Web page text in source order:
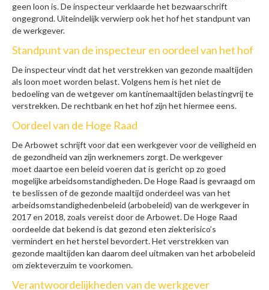
geen loon is. De inspecteur verklaarde het bezwaarschrift
ongegrond. Uiteindelijk verwierp ook het hof het standpunt van
de werkgever.
Standpunt van de inspecteur en oordeel van het hof
De inspecteur vindt dat het verstrekken van gezonde maaltijden
als loon moet worden belast. Volgens hem is het niet de
bedoeling van de wetgever om kantinemaaltijden belastingvrij te
verstrekken. De rechtbank en het hof zijn het hiermee eens.
Oordeel van de Hoge Raad
De Arbowet schrijft voor dat een werkgever voor de veiligheid en
de gezondheid van zijn werknemers zorgt. De werkgever
moet daartoe een beleid voeren dat is gericht op zo goed
mogelijke arbeidsomstandigheden. De Hoge Raad is gevraagd om
te beslissen of de gezonde maaltijd onderdeel was van het
arbeidsomstandighedenbeleid (arbobeleid) van de werkgever in
2017 en 2018, zoals vereist door de Arbowet. De Hoge Raad
oordeelde dat bekend is dat gezond eten ziekterisico’s
vermindert en het herstel bevordert. Het verstrekken van
gezonde maaltijden kan daarom deel uitmaken van het arbobeleid
om ziekteverzuim te voorkomen.
Verantwoordelijkheden van de werkgever